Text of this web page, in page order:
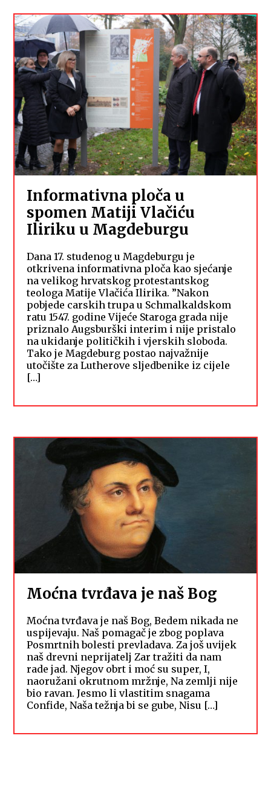
Informativna ploča u
spomen Matiji Vlačiću
Iliriku u Magdeburgu
Dana 17. studenog u Magdeburgu je
otkrivena informativna ploča kao sjećanje
na velikog hrvatskog protestantskog
teologa Matije Vlačića Ilirika. ”Nakon
pobjede carskih trupa u Schmalkaldskom
ratu 1547. godine Vijeće Staroga grada nije
priznalo Augsburški interim i nije pristalo
na ukidanje političkih i vjerskih sloboda.
Tako je Magdeburg postao najvažnije
utočište za Lutherove sljedbenike iz cijele
[…]
Moćna tvrđava je naš Bog
Moćna tvrđava je naš Bog, Bedem nikada ne
uspijevaju. Naš pomagač je zbog poplava
Posmrtnih bolesti prevladava. Za još uvijek
naš drevni neprijatelj Zar tražiti da nam
rade jad. Njegov obrt i moć su super, I,
naoružani okrutnom mržnje, Na zemlji nije
bio ravan. Jesmo li vlastitim snagama
Confide, Naša težnja bi se gube, Nisu […]